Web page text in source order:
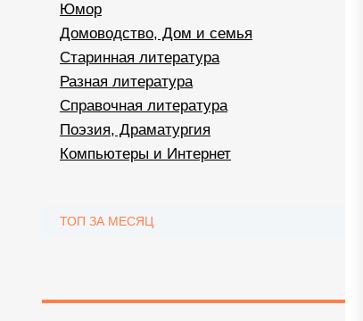
Юмор
Домоводство, Дом и семья
Старинная литература
Разная литература
Справочная литература
Поэзия, Драматургия
Компьютеры и Интернет
ТОП ЗА МЕСЯЦ